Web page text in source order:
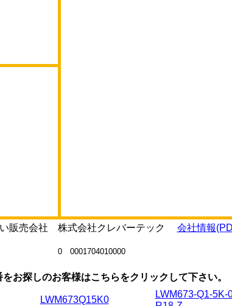
い販売会社 株式会社クレバーテック 会社情報
0 0001704010000
お探しのお客様はこちらをクリックして下さい。
LWM673Q15K0
LWM673-Q1-5K-